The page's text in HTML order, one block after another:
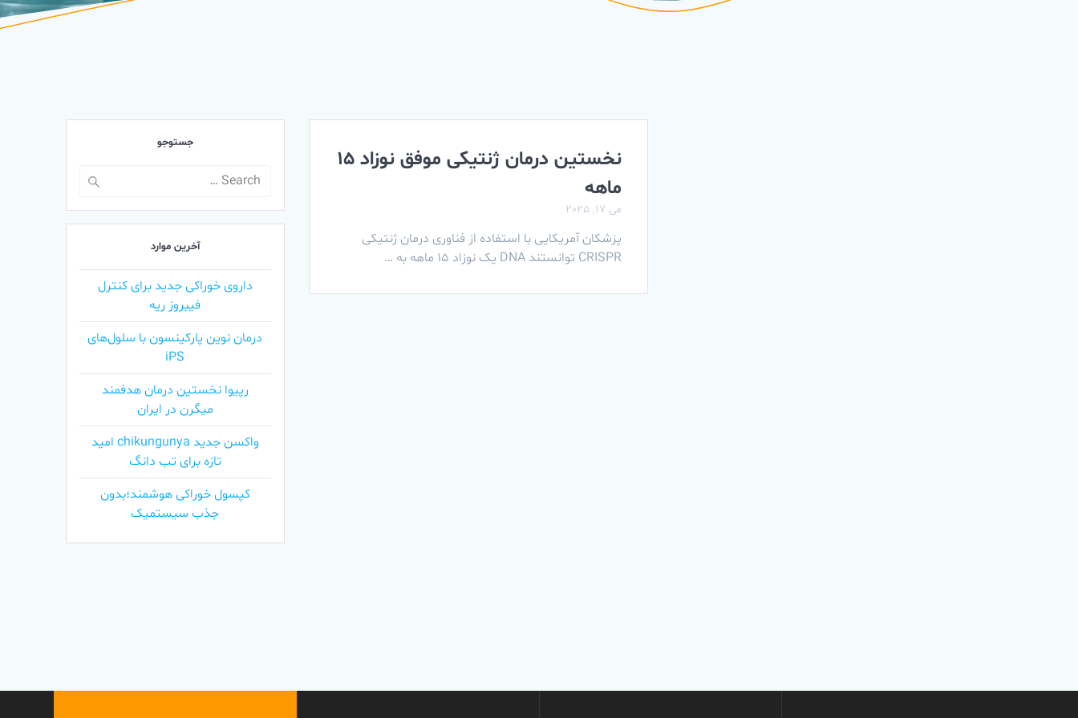
نخستین درمان ژنتیکی موفق نوزاد ۱۵
ماهه
می 17, 2025
پزشکان آمریکایی با استفاده از فناوری درمان ژنتیکی
CRISPR توانستند DNA یک نوزاد ۱۵ ماهه به …
جستوجو
آخرین موارد
داروی خوراکی جدید برای کنترل
فیبروز ریه
درمان نوین پارکینسون با سلول‌های
iPS
رپیوا نخستین درمان هدفمند
میگرن در ایران
واکسن جدید chikungunya امید
تازه برای تب دانگ
کپسول خوراکی هوشمند؛بدون
جذب سیستمیک